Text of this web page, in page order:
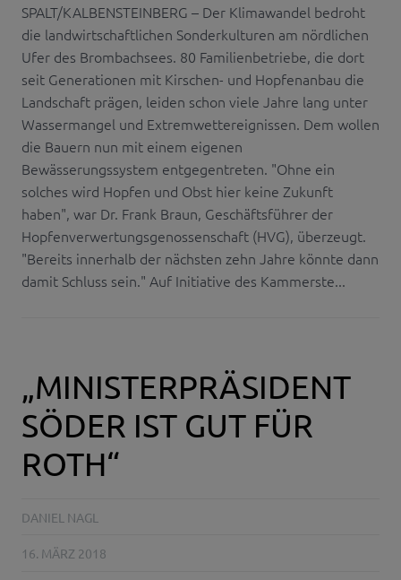
SPALT/KALBENSTEINBERG – Der Klimawandel bedroht
die landwirtschaftlichen Sonderkulturen am nördlichen
Ufer des Brombachsees. 80 Familienbetriebe, die dort
seit Generationen mit Kirschen- und Hopfenanbau die
Landschaft prägen, leiden schon viele Jahre lang unter
Wassermangel und Extremwettereignissen. Dem wollen
die Bauern nun mit einem eigenen
Bewässerungssystem entgegentreten. "Ohne ein
solches wird Hopfen und Obst hier keine Zukunft
haben", war Dr. Frank Braun, Geschäftsführer der
Hopfenverwertungsgenossenschaft (HVG), überzeugt.
"Bereits innerhalb der nächsten zehn Jahre könnte dann
damit Schluss sein." Auf Initiative des Kammerste...
„MINISTERPRÄSIDENT
SÖDER IST GUT FÜR
ROTH“
DANIEL NAGL
16. MÄRZ 2018